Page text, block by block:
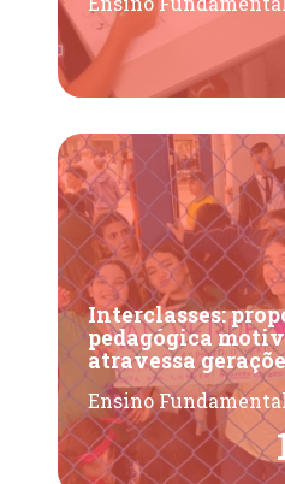
Interclasses:
pedagógica
atravessa
Ensino